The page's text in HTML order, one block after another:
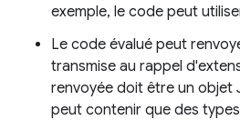
exemple, le code peut
Le code évalué peut
transmise au rappel
renvoyée doit être un objet
peut contenir que des